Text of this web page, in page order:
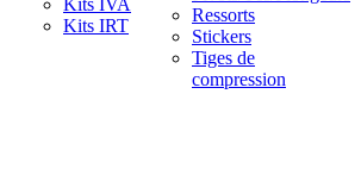
Kits IVA
Kits IRT
Ressorts
Stickers
Tiges de
compression